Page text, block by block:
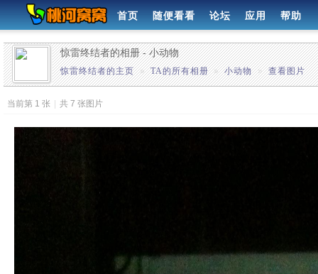
首页 随便看看 论坛 应用 帮助
惊雷终结者的相册 - 小动物
惊雷终结者的主页 » TA的所有相册 » 小动物 » 查看图片
当前第 1 张 共 7 张图片